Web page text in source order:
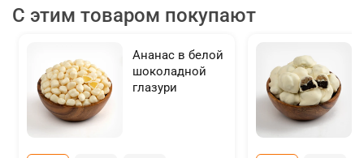
С этим товаром покупают
Ананас в белой
шоколадной
глазури